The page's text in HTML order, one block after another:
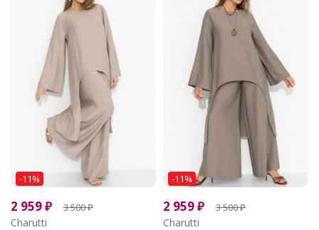
-11%
2 959₽ 3 500₽
Charutti
-11%
2 959₽ 3 500₽
Charutti